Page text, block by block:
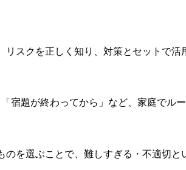
スクを正しく知り、対策とセットで活
題が終わってから」など、家庭でル
を選ぶことで、難しすぎる・不適切と